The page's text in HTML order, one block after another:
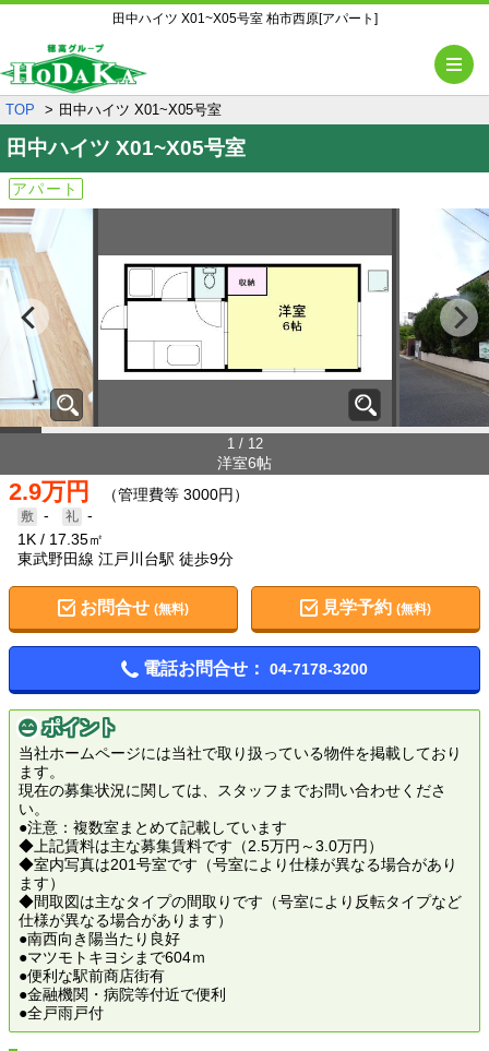
田中ハイツ X01~X05号室 柏市西原[アパート]
TOP 田中ハイツ X01~X05号室
田中ハイツ X01~X05号室
アパート
1 / 12
洋室6帖
2.9万円 （管理費等 3000円）
-
-
1K
17.35㎡
東武野田線 江戸川台駅 徒歩9分
お問合せ (無料) 見学予約(無料)
電話お問合せ： 04-7178-3200
ポイント
当社ホームページには当社で取り扱っている物件を掲載しており
ます。
現在の募集状況に関しては、スタッフまでお問い合わせくださ
い。
●注意：複数室まとめて記載しています
◆上記賃料は主な募集賃料です（2.5万円～3.0万円）
◆室内写真は201号室です（号室により仕様が異なる場合があり
ます）
◆間取図は主なタイプの間取りです（号室により反転タイプなど
仕様が異なる場合があります）
●南西向き陽当たり良好
●マツモトキヨシまで604ｍ
●便利な駅前商店街有
●金融機関・病院等付近で便利
●全戸雨戸付